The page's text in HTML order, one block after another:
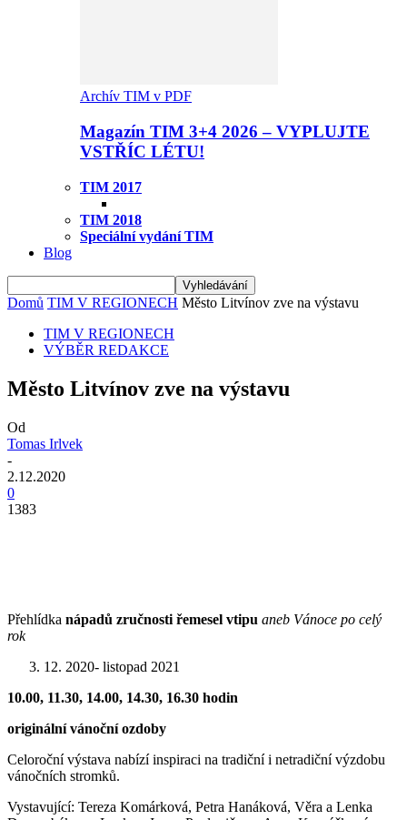
Archív TIM v PDF
Magazín TIM 3+4 2026 – VYPLUJTE
VSTŘÍC LÉTU!
TIM 2017
TIM 2018
Speciální vydání TIM
Blog
Domů TIM V REGIONECH Město Litvínov zve na výstavu
TIM V REGIONECH
VÝBĚR REDAKCE
Město Litvínov zve na výstavu
Od
Tomas Irlvek
-
2.12.2020
0
1383
Přehlídka nápadů zručnosti řemesel vtipu aneb Vánoce po celý
rok
12. 2020- listopad 2021
10.00, 11.30, 14.00, 14.30, 16.30 hodin
originální vánoční ozdoby
Celoroční výstava nabízí inspiraci na tradiční i netradiční výzdobu
vánočních stromků.
Vystavující: Tereza Komárková, Petra Hanáková, Věra a Lenka